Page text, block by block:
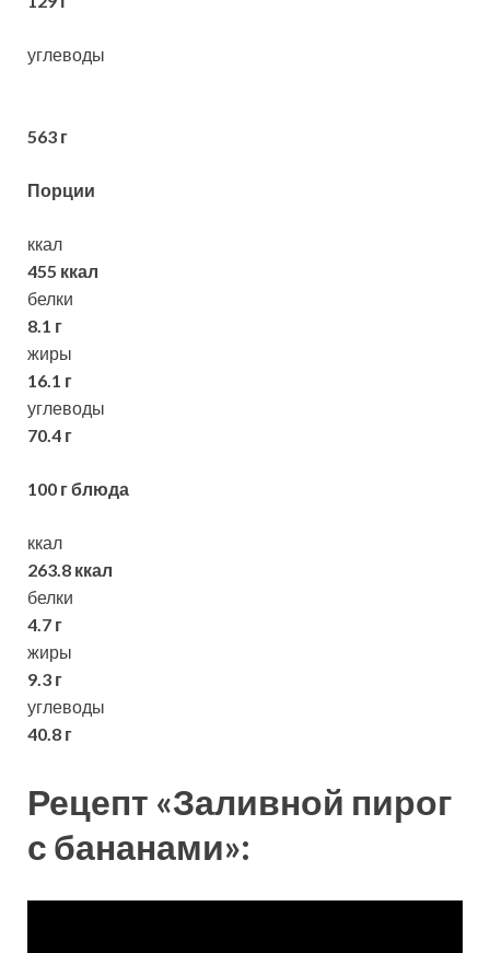
углеводы
563 г
Порции
ккал
455 ккал
белки
8.1 г
жиры
16.1 г
углеводы
70.4 г
100 г блюда
ккал
263.8 ккал
белки
4.7 г
жиры
9.3 г
углеводы
40.8 г
Рецепт «Заливной пирог
с бананами»: